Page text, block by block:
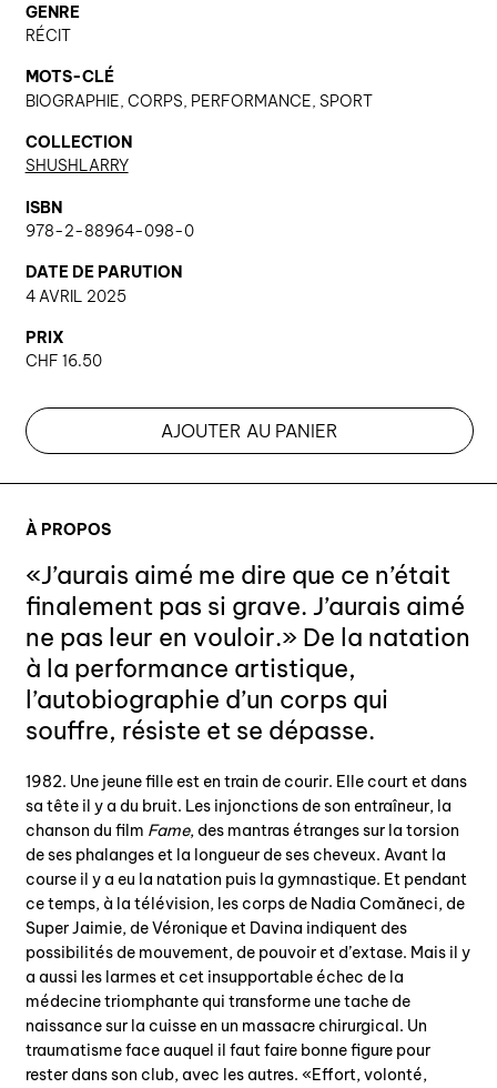
À PROPOS
«J’aurais aimé me dire que ce n’était
finalement pas si grave. J’aurais aimé
ne pas leur en vouloir.» De la natation
à la performance artistique,
l’autobiographie d’un corps qui
souffre, résiste et se dépasse.
1982. Une jeune fille est en train de courir. Elle court et dans
sa tête il y a du bruit. Les injonctions de son entraîneur, la
chanson du film Fame, des mantras étranges sur la torsion
de ses phalanges et la longueur de ses cheveux. Avant la
course il y a eu la natation puis la gymnastique. Et pendant
ce temps, à la télévision, les corps de Nadia Comăneci, de
Super Jaimie, de Véronique et Davina indiquent des
possibilités de mouvement, de pouvoir et d’extase. Mais il y
a aussi les larmes et cet insupportable échec de la
médecine triomphante qui transforme une tache de
naissance sur la cuisse en un massacre chirurgical. Un
traumatisme face auquel il faut faire bonne figure pour
rester dans son club, avec les autres. «Effort, volonté,
GENRE
RÉCIT
MOTS-CLÉ
BIOGRAPHIE, CORPS, PERFORMANCE, SPORT
COLLECTION
SHUSHLARRY
ISBN
978-2-88964-098-0
DATE DE PARUTION
4 AVRIL 2025
PRIX
CHF 16.50
AJOUTER AU PANIER